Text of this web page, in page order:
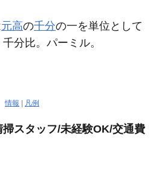
元高の千分の一を単位として
千分比。パーミル。
情報 | 凡例
スタッフ/未経験OK/交通費